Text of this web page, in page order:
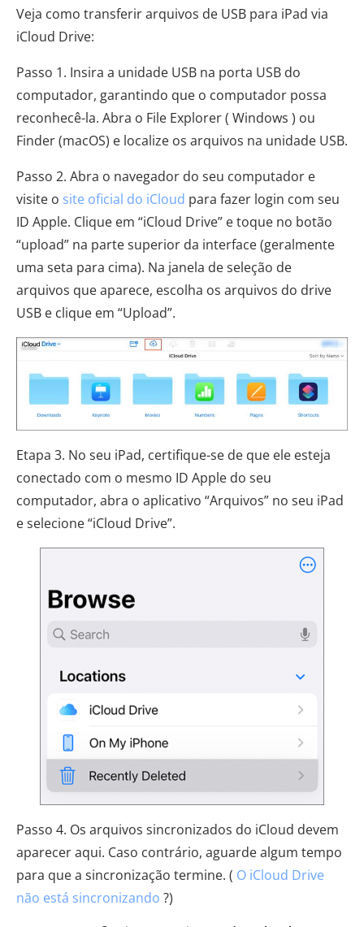
Veja como transferir arquivos de USB para iPad via
iCloud Drive:
Passo 1. Insira a unidade USB na porta USB do
computador, garantindo que o computador possa
reconhecê-la. Abra o File Explorer ( Windows ) ou
Finder (macOS) e localize os arquivos na unidade USB.
Passo 2. Abra o navegador do seu computador e
visite o site oficial do iCloud para fazer login com seu
ID Apple. Clique em “iCloud Drive” e toque no botão
“upload” na parte superior da interface (geralmente
uma seta para cima). Na janela de seleção de
arquivos que aparece, escolha os arquivos do drive
USB e clique em “Upload”.
Etapa 3. No seu iPad, certifique-se de que ele esteja
conectado com o mesmo ID Apple do seu
computador, abra o aplicativo “Arquivos” no seu iPad
e selecione “iCloud Drive”.
Passo 4. Os arquivos sincronizados do iCloud devem
aparecer aqui. Caso contrário, aguarde algum tempo
para que a sincronização termine. ( O iCloud Drive
não está sincronizando ?)